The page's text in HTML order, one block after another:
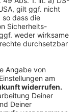
sehen ähnlich
Verbindungen
Fortuna
steht. Der
wirkt als
und der
hat Mitglieder
Szene. Bei
die